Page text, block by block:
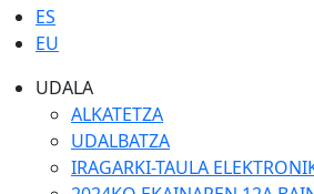
ES
EU
UDALA
ALKATETZA
UDALBATZA
IRAGARKI-TAULA